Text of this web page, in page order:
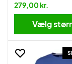
279,00 kr.
Vælg